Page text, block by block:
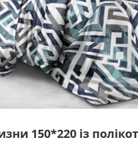
150*220 із